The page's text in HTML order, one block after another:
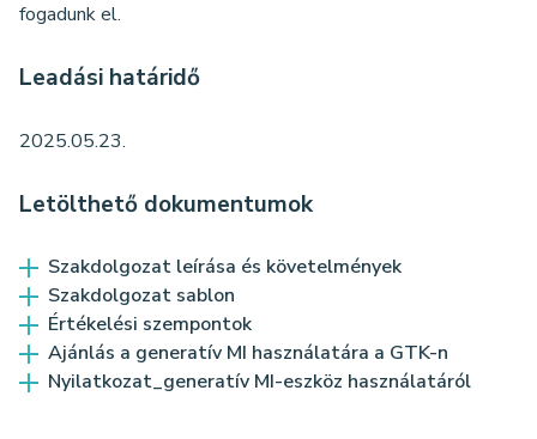
fogadunk el.
Leadási határidő
2025.05.23.
Letölthető dokumentumok
Szakdolgozat leírása és követelmények
Szakdolgozat sablon
Értékelési szempontok
Ajánlás a generatív MI használatára a GTK-n
Nyilatkozat_generatív MI-eszköz használatáról